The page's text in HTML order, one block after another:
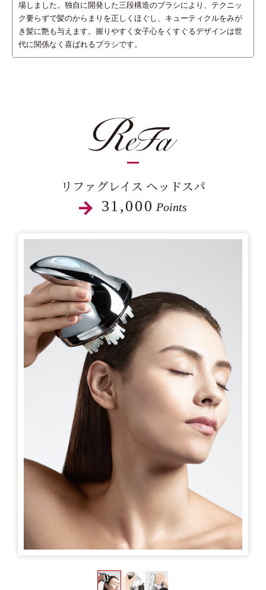
場しました。独自に開発した三段構造のブラシにより、テクニッ
ク要らずで髪のからまりを正しくほぐし、キューティクルをみが
き髪に艶も与えます。握りやすく女子心をくすぐるデザインは世
代に関係なく喜ばれるブラシです。
リファグレイス ヘッドスパ
31,000 Points